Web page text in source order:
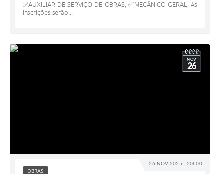
✅AUXILIAR DE SERVIÇO DE OBRAS; ✅MECÂNICO GERAL; As
inscrições serão...
26 NOV 2025 - 20h00
NOV
26
OBRAS